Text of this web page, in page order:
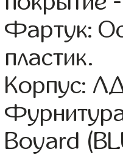
Фартук:
пластик.
Корпус:
Boyard